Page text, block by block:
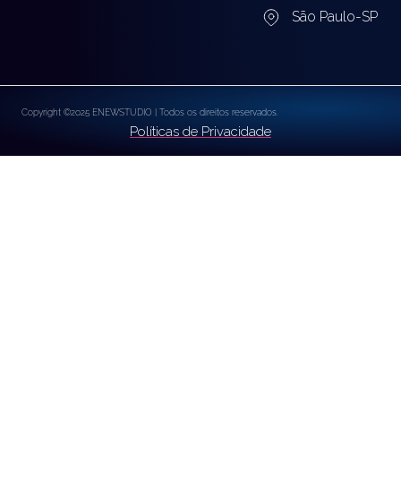
São Paulo-SP
Copyright ©2025 ENEWSTUDIO | Todos os direitos reservados.
Políticas de Privacidade